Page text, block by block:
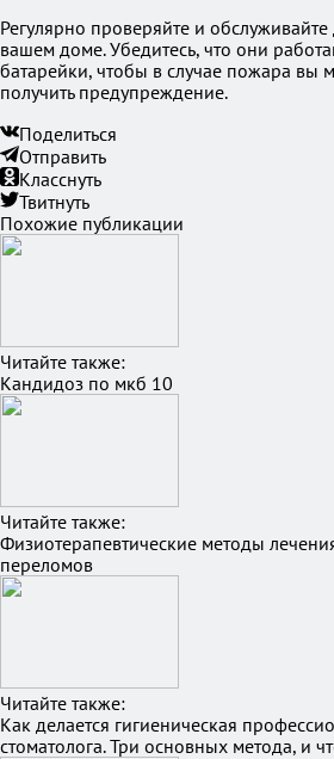
Регулярно проверяйте и
вашем доме. Убедитесь, что они
батарейки, чтобы в случае пожара вы
получить предупреждение.
Поделиться
Отправить
Класснуть
Твитнуть
Похожие публикации
Читайте также:
Кандидоз по мкб 10
Читайте также:
Физиотерапевтические методы
переломов
Читайте также:
Как делается гигиеническая
стоматолога. Три основных метода, и